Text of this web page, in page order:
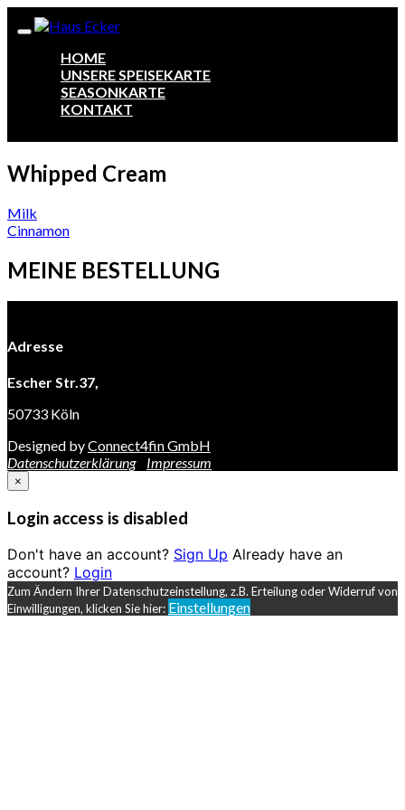
HOME
UNSERE SPEISEKARTE
SEASONKARTE
KONTAKT
Whipped Cream
Beitragsnavigation
Milk
Cinnamon
MEINE BESTELLUNG
Adresse
Escher Str.37,
50733 Köln
Designed byConnect4fin GmbH
Datenschutzerklärung
Impressum
×
Login access is disabled
Don't have an account? Sign Up Already have an
account? Login
Zum Ändern Ihrer Datenschutzeinstellung, z.B. Erteilung oder Widerruf von
Einwilligungen, klicken Sie hier: Einstellungen